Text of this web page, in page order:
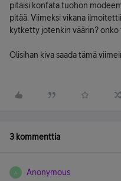
pitäisi konfata tuohon
pitää. Viimeksi vikana
kytketty jotenkin väärin?
Olisihan kiva saada tämä
3 kommenttia
A Anonymous